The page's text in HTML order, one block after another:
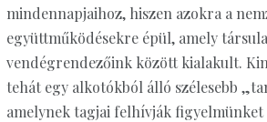
mindennapjaihoz, hiszen azokra a
együttműködésekre épül, amely
vendégrendezőink között kialakult.
tehát egy alkotókból álló szélesebb
amelynek tagjai felhívják